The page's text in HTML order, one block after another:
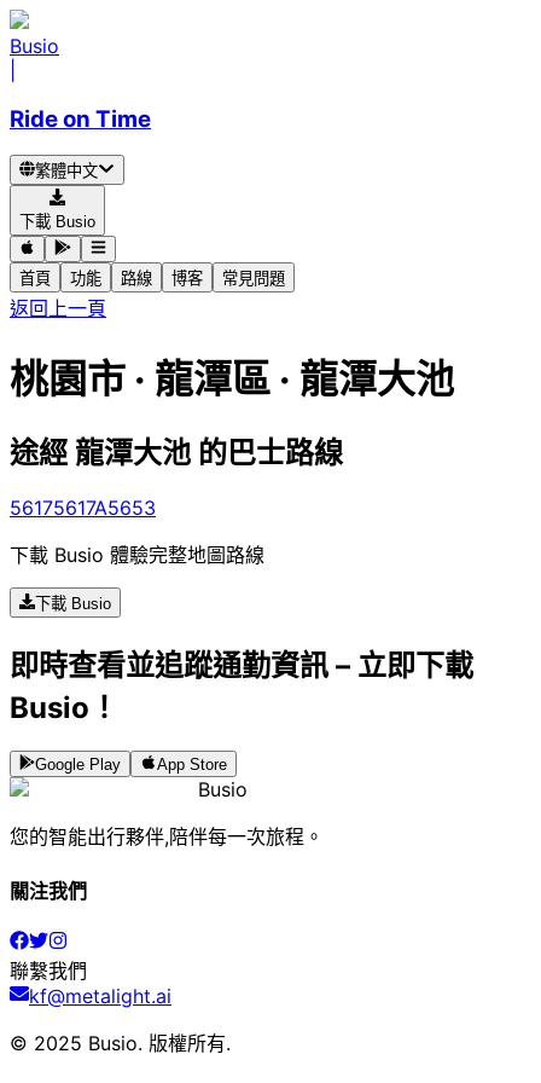
Busio
Ride on Time
繁體中文
下載 Busio
首頁 功能 路線 博客 常見問題
返回上一頁
桃園市 · 龍潭區 · 龍潭大池
途經 龍潭大池 的巴士路線
56175617A5653
下載 Busio 體驗完整地圖路線
下載 Busio
即時查看並追蹤通勤資訊 – 立即下載
Busio！
Google Play App Store
Busio
您的智能出行夥伴,陪伴每一次旅程。
關注我們
聯繫我們
kf@metalight.ai
© 2025 Busio. 版權所有.